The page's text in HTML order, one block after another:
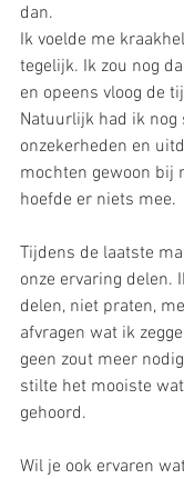
dan.
Ik voelde me
tegelijk. Ik zou nog
en opeens vloog de
Natuurlijk had ik nog
onzekerheden en
mochten gewoon bij
hoefde er niets mee.
Tijdens de laatste
onze ervaring delen.
delen, niet praten,
afvragen wat ik
geen zout meer
stilte het mooiste
gehoord.
Wil je ook ervaren